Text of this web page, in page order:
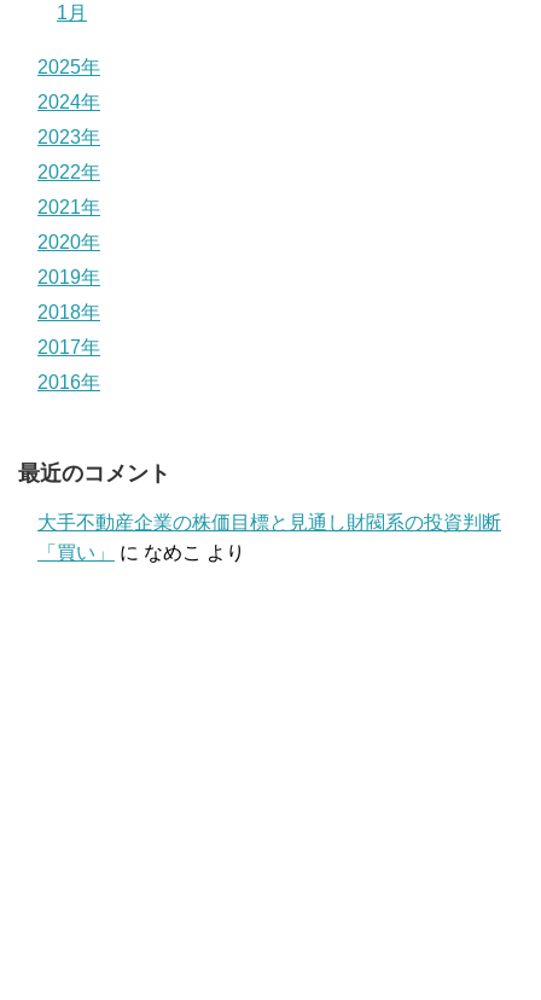
1月
2025年
2024年
2023年
2022年
2021年
2020年
2019年
2018年
2017年
2016年
最近のコメント
大手不動産企業の株価目標と見通し財閥系の投資判断
「買い」
に なめこ より